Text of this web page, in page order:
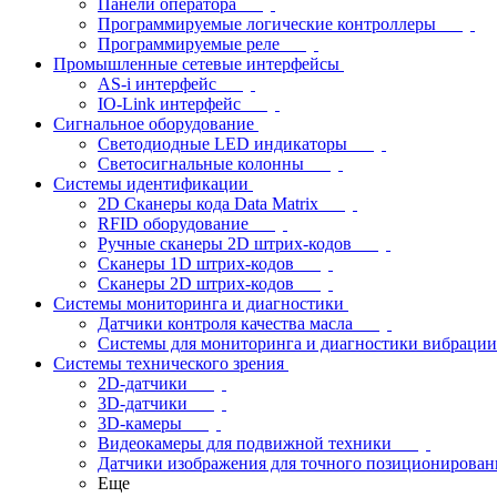
Панели оператора
Программируемые логические контроллеры
Программируемые реле
Промышленные сетевые интерфейсы
AS-i интерфейс
IO-Link интерфейс
Сигнальное оборудование
Светодиодные LED индикаторы
Светосигнальные колонны
Системы идентификации
2D Сканеры кода Data Matrix
RFID оборудование
Ручные сканеры 2D штрих-кодов
Сканеры 1D штрих-кодов
Сканеры 2D штрих-кодов
Системы мониторинга и диагностики
Датчики контроля качества масла
Системы для мониторинга и диагностики вибрации
Системы технического зрения
2D-датчики
3D-датчики
3D-камеры
Видеокамеры для подвижной техники
Датчики изображения для точного
Еще